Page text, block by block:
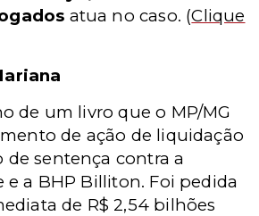
atua no caso. (Clique
de um livro que o MP/MG
de ação de liquidação
sentença contra a
e a BHP Billiton. Foi pedida
de R$ 2,54 bilhões